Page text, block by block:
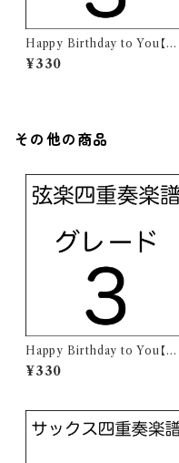
Happy Birthday to You【クラ
リネット八重奏楽譜】
¥330
その他の商品
Happy Birthday to You【弦
楽四重奏楽譜】
¥330